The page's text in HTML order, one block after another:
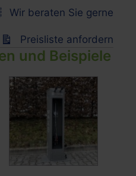
Wir beraten Sie gerne
Preisliste anfordern
und Beispiele